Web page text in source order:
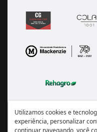
Utilizamos cookies e
experiência, personalizar
continuar navegando, você